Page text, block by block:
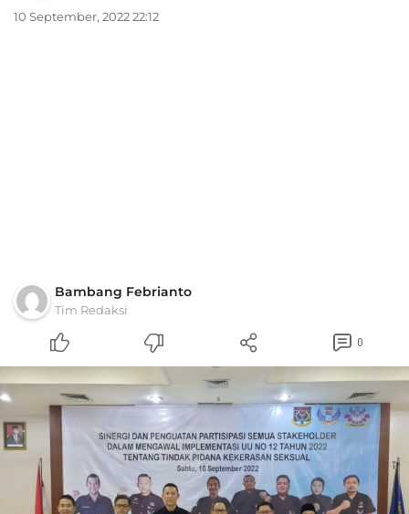
10 September, 2022 22:12
Bambang Febrianto
Tim Redaksi
0